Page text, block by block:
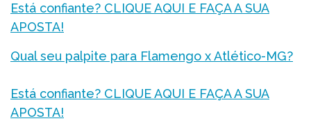
Está confiante? CLIQUE AQUI E FAÇA A SUA
APOSTA!
Qual seu palpite para Flamengo x Atlético-MG?
Está confiante? CLIQUE AQUI E FAÇA A SUA
APOSTA!